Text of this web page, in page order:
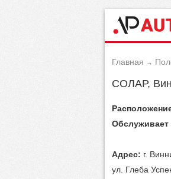
Главная →
СОЛАР,
Обслуживает
Адрес: г.
ул. Глеба